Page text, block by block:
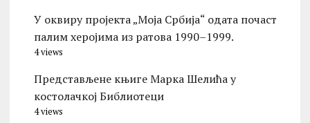
У оквиру пројекта „Моја Србија“ одата почаст
палим херојима из ратова 1990–1999.
4 views
Представљене књиге Марка Шелића у
костолачкој Библиотеци
4 views